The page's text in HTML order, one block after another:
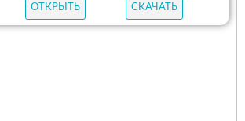
ОТКРЫТЬ СКАЧАТЬ